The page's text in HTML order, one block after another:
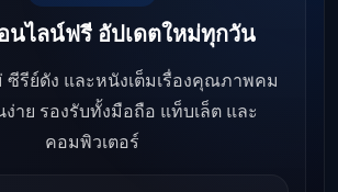
นไลน์ฟรี อัปเดตใหม่ทุกวัน
ซีรีย์ดัง และหนังเต็มเรื่องคุณภาพคม
าย รองรับทั้งมือถือ แท็บเล็ต และ
คอมพิวเตอร์